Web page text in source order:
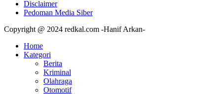
Disclaimer
Pedoman Media Siber
Copyright @ 2024 redkal.com -Hanif Arkan-
Home
Kategori
Berita
Kriminal
Olahraga
Otomotif